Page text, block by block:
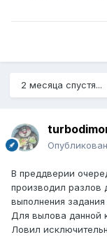
2 месяца спустя...
В преддверии
производил разлов
выполнения
Для вылова данной
Ловил